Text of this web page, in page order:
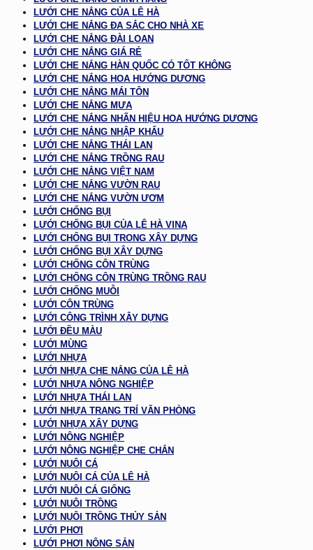
LƯỚI CHE NẮNG CỦA LÊ HÀ
LƯỚI CHE NẮNG ĐA SẮC CHO NHÀ XE
LƯỚI CHE NẮNG ĐÀI LOAN
LƯỚI CHE NẮNG GIÁ RẺ
LƯỚI CHE NẮNG HÀN QUỐC CÓ TỐT KHÔNG
LƯỚI CHE NẮNG HOA HƯỚNG DƯƠNG
LƯỚI CHE NẮNG MÁI TÔN
LƯỚI CHE NẮNG MƯA
LƯỚI CHE NẮNG NHÃN HIỆU HOA HƯỚNG DƯƠNG
LƯỚI CHE NẮNG NHẬP KHẨU
LƯỚI CHE NẮNG THÁI LAN
LƯỚI CHE NẮNG TRỒNG RAU
LƯỚI CHE NẮNG VIỆT NAM
LƯỚI CHE NẮNG VƯỜN RAU
LƯỚI CHE NẮNG VƯỜN ƯƠM
LƯỚI CHỐNG BỤI
LƯỚI CHỐNG BỤI CỦA LÊ HÀ VINA
LƯỚI CHỐNG BỤI TRONG XÂY DỰNG
LƯỚI CHỐNG BỤI XÂY DỰNG
LƯỚI CHỐNG CÔN TRÙNG
LƯỚI CHỐNG CÔN TRÙNG TRỒNG RAU
LƯỚI CHỐNG MUỖI
LƯỚI CÔN TRÙNG
LƯỚI CÔNG TRÌNH XÂY DỰNG
LƯỚI ĐỀU MÀU
LƯỚI MÙNG
LƯỚI NHỰA
LƯỚI NHỰA CHE NẮNG CỦA LÊ HÀ
LƯỚI NHỰA NÔNG NGHIỆP
LƯỚI NHỰA THÁI LAN
LƯỚI NHỰA TRANG TRÍ VĂN PHÒNG
LƯỚI NHỰA XÂY DỰNG
LƯỚI NÔNG NGHIỆP
LƯỚI NÔNG NGHIỆP CHE CHẮN
LƯỚI NUÔI CÁ
LƯỚI NUÔI CÁ CỦA LÊ HÀ
LƯỚI NUÔI CÁ GIỐNG
LƯỚI NUÔI TRỒNG
LƯỚI NUÔI TRỒNG THỦY SẢN
LƯỚI PHƠI
LƯỚI PHƠI NÔNG SẢN